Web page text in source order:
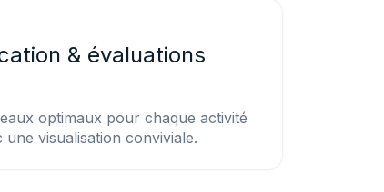
& évaluations
optimaux pour chaque activité
visualisation conviviale.